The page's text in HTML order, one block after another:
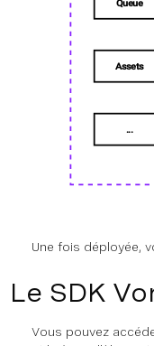
Une fois déployée,
Le SDK
Vous pouvez